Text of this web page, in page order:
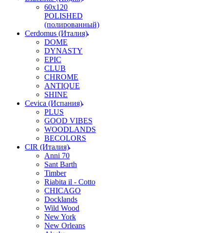
60х120
POLISHED
(полированный)
Cerdomus (Италия)
DOME
DYNASTY
EPIC
CLUB
CHROME
ANTIQUE
SHINE
Cevica (Испания)
PLUS
GOOD VIBES
WOODLANDS
BECOLORS
CIR (Италия)
Anni 70
Sant Barth
Timber
Riabita il - Cotto
CHICAGO
Docklands
Wild Wood
New York
New Orleans